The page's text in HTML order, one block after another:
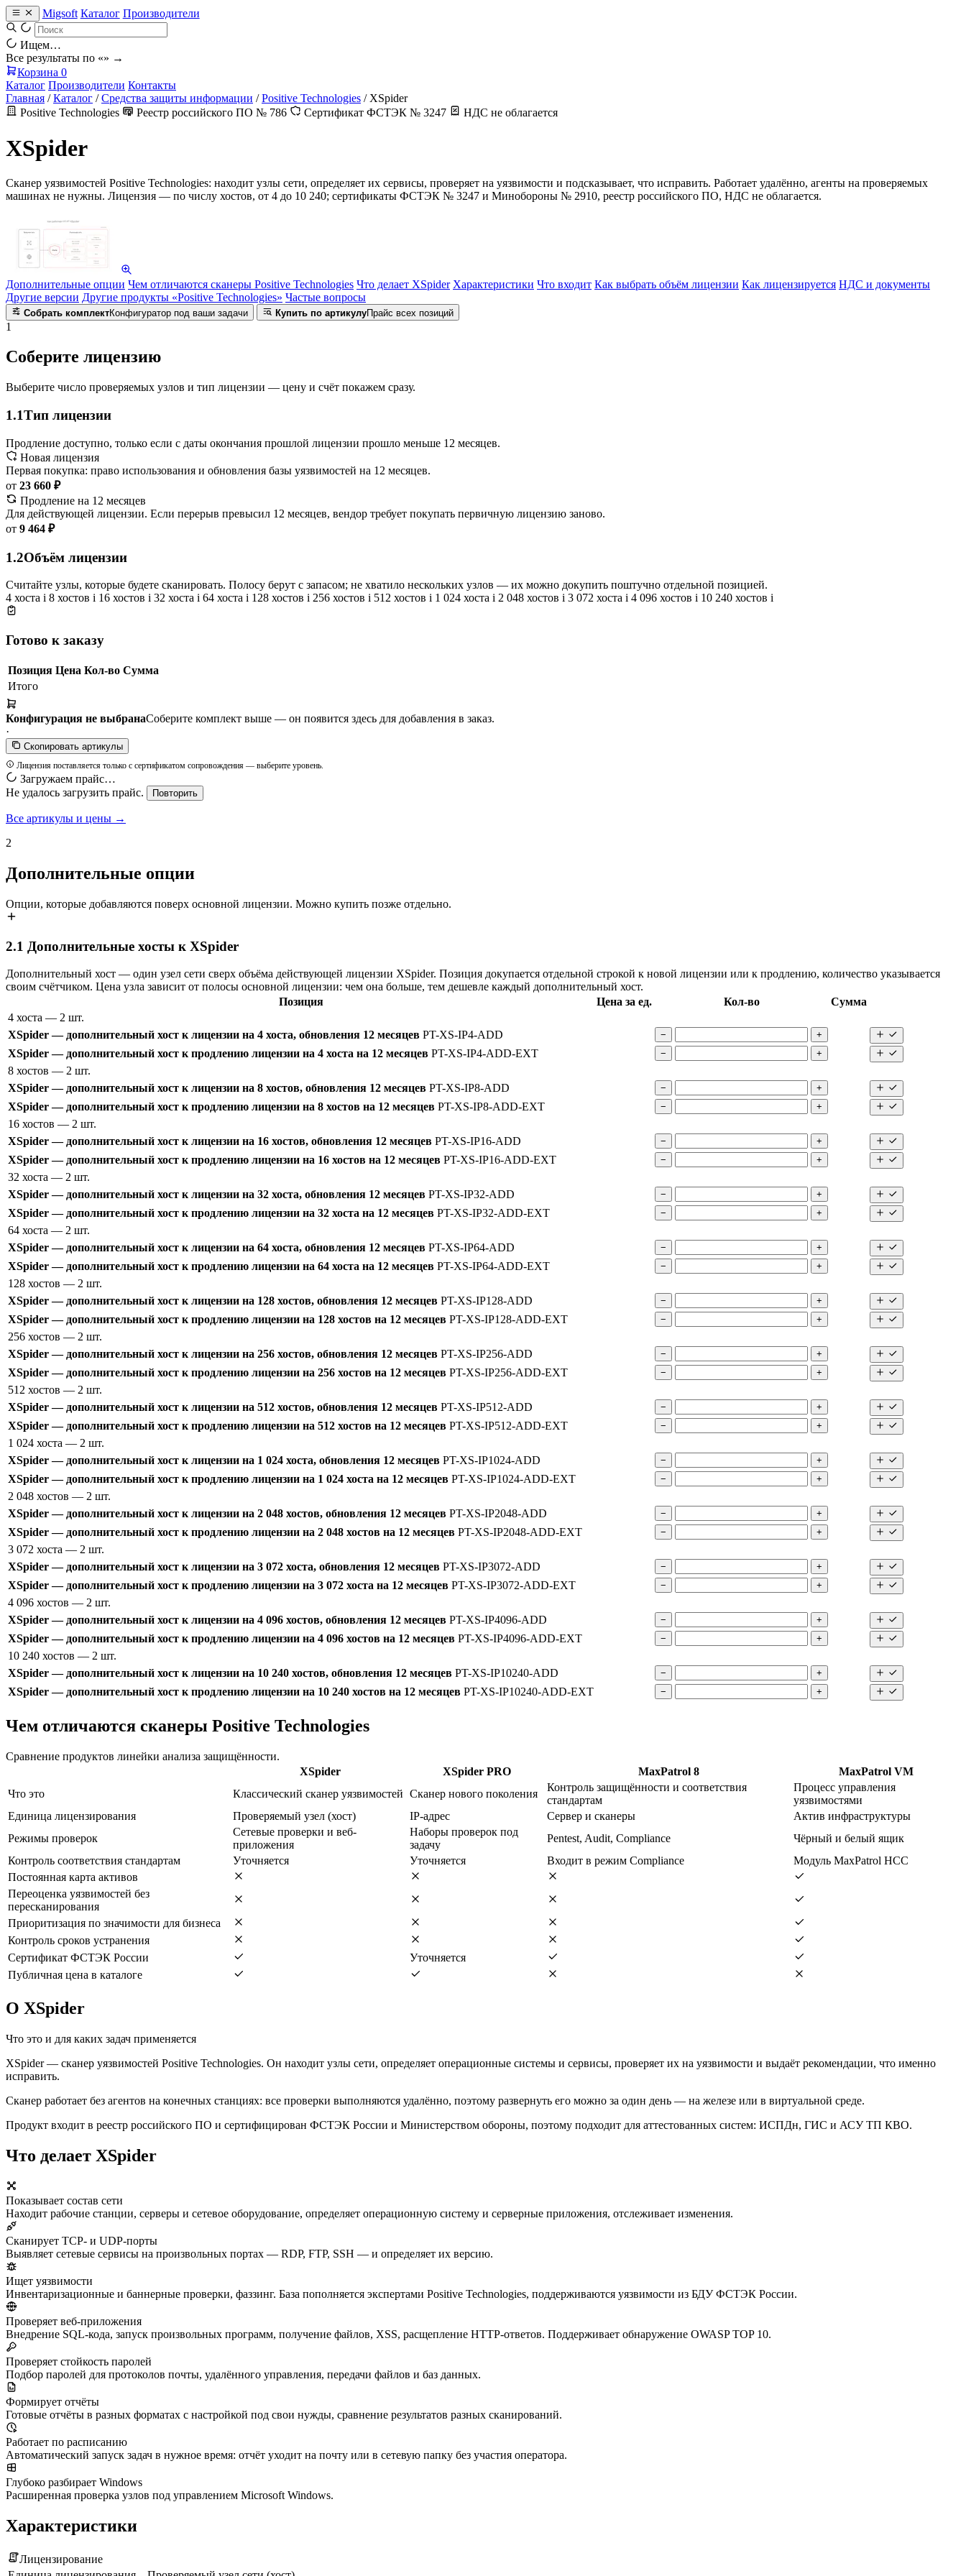
Migsoft Каталог Производители
Ищем…
Все результаты по «» →
Корзина 0
Каталог Производители Контакты
Главная / Каталог / Средства защиты информации / Positive Technologies / XSpider
Positive Technologies
Реестр российского ПО № 786 Сертификат ФСТЭК № 3247 НДС не облагается
XSpider
Сканер уязвимостей Positive Technologies: находит узлы сети, определяет их сервисы, проверяет на уязвимости и подсказывает, что исправить. Работает удалённо, агенты на проверяемых
машинах не нужны. Лицензия — по числу хостов, от 4 до 10 240; сертификаты ФСТЭК № 3247 и Минобороны № 2910, реестр российского ПО, НДС не облагается.
Дополнительные опции Чем отличаются сканеры Positive Technologies Что делает XSpider Характеристики Что входит Как выбрать объём лицензии Как лицензируется НДС и документы
Другие версии Другие продукты «Positive Technologies» Частые вопросы
Собрать комплектКонфигуратор под ваши задачи Купить по артикулуПрайс всех позиций
1
Соберите лицензию
Выберите число проверяемых узлов и тип лицензии — цену и счёт покажем сразу.
1.1Тип лицензии
Продление доступно, только если с даты окончания прошлой лицензии прошло меньше 12 месяцев.
Новая лицензия
Первая покупка: право использования и обновления базы уязвимостей на 12 месяцев.
от 23 660 ₽
Продление на 12 месяцев
Для действующей лицензии. Если перерыв превысил 12 месяцев, вендор требует покупать первичную лицензию заново.
от 9 464 ₽
1.2Объём лицензии
Считайте узлы, которые будете сканировать. Полосу берут с запасом; не хватило нескольких узлов — их можно докупить поштучно отдельной позицией.
4 хоста i 8 хостов i 16 хостов i 32 хоста i 64 хоста i 128 хостов i 256 хостов i 512 хостов i 1 024 хоста i 2 048 хостов i 3 072 хоста i 4 096 хостов i 10 240 хостов i
Готово к заказу
Позиция Цена Кол-во Сумма
Итого
Конфигурация не выбранаСоберите комплект выше — он появится здесь для добавления в заказ.
·
Скопировать артикулы
Лицензия поставляется только с сертификатом сопровождения — выберите уровень.
Загружаем прайс…
Не удалось загрузить прайс.
Повторить
Все артикулы и цены →
2
Дополнительные опции
Опции, которые добавляются поверх основной лицензии. Можно купить позже отдельно.
2.1 Дополнительные хосты к XSpider
Дополнительный хост — один узел сети сверх объёма действующей лицензии XSpider. Позиция докупается отдельной строкой к новой лицензии или к продлению, количество указывается
своим счётчиком. Цена узла зависит от полосы основной лицензии: чем она больше, тем дешевле каждый дополнительный хост.
Позиция
Цена за ед. Кол-во
Сумма
4 хоста — 2 шт.
XSpider — дополнительный хост к лицензии на 4 хоста, обновления 12 месяцев PT-XS-IP4-ADD − +
XSpider — дополнительный хост к продлению лицензии на 4 хоста на 12 месяцев PT-XS-IP4-ADD-EXT − +
8 хостов — 2 шт.
XSpider — дополнительный хост к лицензии на 8 хостов, обновления 12 месяцев PT-XS-IP8-ADD − +
XSpider — дополнительный хост к продлению лицензии на 8 хостов на 12 месяцев PT-XS-IP8-ADD-EXT − +
16 хостов — 2 шт.
XSpider — дополнительный хост к лицензии на 16 хостов, обновления 12 месяцев PT-XS-IP16-ADD − +
XSpider — дополнительный хост к продлению лицензии на 16 хостов на 12 месяцев PT-XS-IP16-ADD-EXT − +
32 хоста — 2 шт.
XSpider — дополнительный хост к лицензии на 32 хоста, обновления 12 месяцев PT-XS-IP32-ADD − +
XSpider — дополнительный хост к продлению лицензии на 32 хоста на 12 месяцев PT-XS-IP32-ADD-EXT − +
64 хоста — 2 шт.
XSpider — дополнительный хост к лицензии на 64 хоста, обновления 12 месяцев PT-XS-IP64-ADD − +
XSpider — дополнительный хост к продлению лицензии на 64 хоста на 12 месяцев PT-XS-IP64-ADD-EXT − +
128 хостов — 2 шт.
XSpider — дополнительный хост к лицензии на 128 хостов, обновления 12 месяцев PT-XS-IP128-ADD − +
XSpider — дополнительный хост к продлению лицензии на 128 хостов на 12 месяцев PT-XS-IP128-ADD-EXT − +
256 хостов — 2 шт.
XSpider — дополнительный хост к лицензии на 256 хостов, обновления 12 месяцев PT-XS-IP256-ADD − +
XSpider — дополнительный хост к продлению лицензии на 256 хостов на 12 месяцев PT-XS-IP256-ADD-EXT − +
512 хостов — 2 шт.
XSpider — дополнительный хост к лицензии на 512 хостов, обновления 12 месяцев PT-XS-IP512-ADD − +
XSpider — дополнительный хост к продлению лицензии на 512 хостов на 12 месяцев PT-XS-IP512-ADD-EXT − +
1 024 хоста — 2 шт.
XSpider — дополнительный хост к лицензии на 1 024 хоста, обновления 12 месяцев PT-XS-IP1024-ADD − +
XSpider — дополнительный хост к продлению лицензии на 1 024 хоста на 12 месяцев PT-XS-IP1024-ADD-EXT − +
2 048 хостов — 2 шт.
XSpider — дополнительный хост к лицензии на 2 048 хостов, обновления 12 месяцев PT-XS-IP2048-ADD − +
XSpider — дополнительный хост к продлению лицензии на 2 048 хостов на 12 месяцев PT-XS-IP2048-ADD-EXT − +
3 072 хоста — 2 шт.
XSpider — дополнительный хост к лицензии на 3 072 хоста, обновления 12 месяцев PT-XS-IP3072-ADD − +
XSpider — дополнительный хост к продлению лицензии на 3 072 хоста на 12 месяцев PT-XS-IP3072-ADD-EXT − +
4 096 хостов — 2 шт.
XSpider — дополнительный хост к лицензии на 4 096 хостов, обновления 12 месяцев PT-XS-IP4096-ADD − +
XSpider — дополнительный хост к продлению лицензии на 4 096 хостов на 12 месяцев PT-XS-IP4096-ADD-EXT − +
10 240 хостов — 2 шт.
XSpider — дополнительный хост к лицензии на 10 240 хостов, обновления 12 месяцев PT-XS-IP10240-ADD − +
XSpider — дополнительный хост к продлению лицензии на 10 240 хостов на 12 месяцев PT-XS-IP10240-ADD-EXT − +
Чем отличаются сканеры Positive Technologies
Сравнение продуктов линейки анализа защищённости.
XSpider
XSpider PRO MaxPatrol 8
MaxPatrol VM
Что это
Классический сканер уязвимостей Сканер нового поколения
Контроль защищённости и соответствия
стандартам
Процесс управления
уязвимостями
Единица лицензирования
Проверяемый узел (хост) IP-адрес Сервер и сканеры
Актив инфраструктуры
Режимы проверок
Сетевые проверки и веб-
приложения
Наборы проверок под
задачу
Pentest, Audit, Compliance
Чёрный и белый ящик
Контроль соответствия стандартам
Уточняется Уточняется Входит в режим Compliance
Модуль MaxPatrol HCC
Постоянная карта активов
Переоценка уязвимостей без
пересканирования
Приоритизация по значимости для бизнеса
Контроль сроков устранения
Сертификат ФСТЭК России
Уточняется
Публичная цена в каталоге
О XSpider
Что это и для каких задач применяется
XSpider — сканер уязвимостей Positive Technologies. Он находит узлы сети, определяет операционные системы и сервисы, проверяет их на уязвимости и выдаёт рекомендации, что именно
исправить.
Сканер работает без агентов на конечных станциях: все проверки выполняются удалённо, поэтому развернуть его можно за один день — на железе или в виртуальной среде.
Продукт входит в реестр российского ПО и сертифицирован ФСТЭК России и Министерством обороны, поэтому подходит для аттестованных систем: ИСПДн, ГИС и АСУ ТП КВО.
Что делает XSpider
Показывает состав сети
Находит рабочие станции, серверы и сетевое оборудование, определяет операционную систему и серверные приложения, отслеживает изменения.
Сканирует TCP- и UDP-порты
Выявляет сетевые сервисы на произвольных портах — RDP, FTP, SSH — и определяет их версию.
Ищет уязвимости
Инвентаризационные и баннерные проверки, фаззинг. База пополняется экспертами Positive Technologies, поддерживаются уязвимости из БДУ ФСТЭК России.
Проверяет веб-приложения
Внедрение SQL-кода, запуск произвольных программ, получение файлов, XSS, расщепление HTTP-ответов. Поддерживает обнаружение OWASP TOP 10.
Проверяет стойкость паролей
Подбор паролей для протоколов почты, удалённого управления, передачи файлов и баз данных.
Формирует отчёты
Готовые отчёты в разных форматах с настройкой под свои нужды, сравнение результатов разных сканирований.
Работает по расписанию
Автоматический запуск задач в нужное время: отчёт уходит на почту или в сетевую папку без участия оператора.
Глубоко разбирает Windows
Расширенная проверка узлов под управлением Microsoft Windows.
Характеристики
Лицензирование